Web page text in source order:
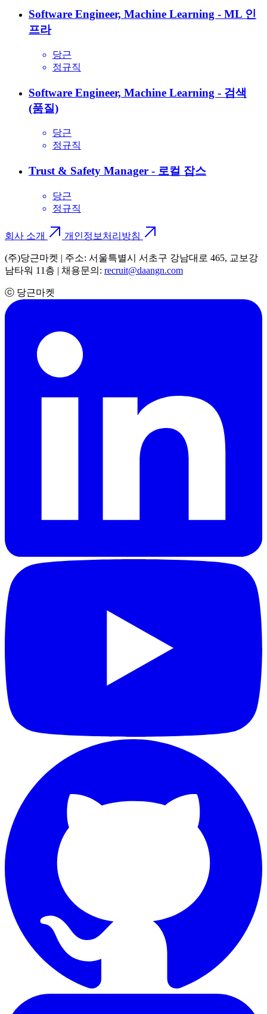
Software Engineer, Machine Learning - ML 인
프라
당근
정규직
Software Engineer, Machine Learning - 검색
(품질)
당근
정규직
Trust & Safety Manager - 로컬 잡스
당근
정규직
회사 소개 개인정보처리방침
(주)당근마켓 | 주소: 서울특별시 서초구 강남대로 465, 교보강
남타워 11층 | 채용문의: recruit@daangn.com
ⓒ 당근마켓